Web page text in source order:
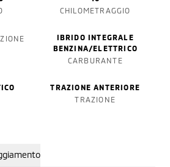
CHILOMETRAGGIO
IBRIDO INTEGRALE
BENZINA/ELETTRICO
CARBURANTE
TRAZIONE ANTERIORE
TRAZIONE